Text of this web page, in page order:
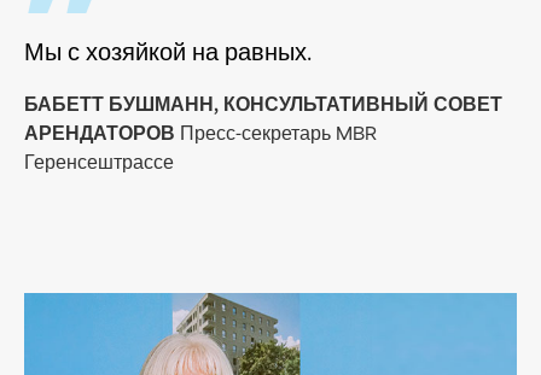
Мы с хозяйкой на равных.
БАБЕТТ БУШМАНН, КОНСУЛЬТАТИВНЫЙ СОВЕТ
АРЕНДАТОРОВ Пресс-секретарь MBR
Геренсештрассе